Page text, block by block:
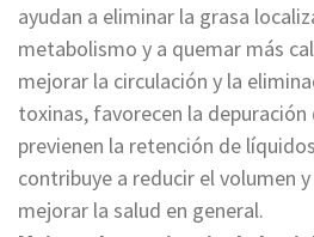
ayudan a eliminar la grasa
metabolismo y a quemar más
mejorar la circulación y la
toxinas, favorecen la
previenen la retención de
contribuye a reducir el volumen
mejorar la salud en general.